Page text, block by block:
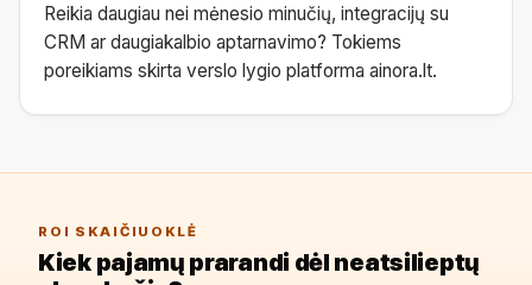
Reikia daugiau nei mėnesio minučių, integracijų su
CRM ar daugiakalbio aptarnavimo? Tokiems
poreikiams skirta verslo lygio platforma ainora.lt.
ROI SKAIČIUOKLĖ
Kiek pajamų prarandi dėl neatsilieptų